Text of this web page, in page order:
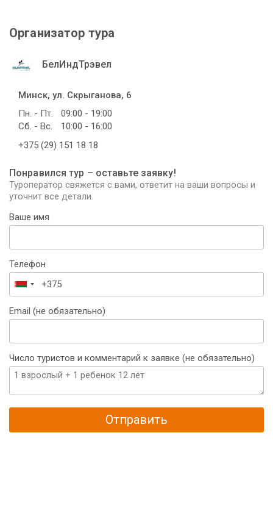
Организатор тура
БелИндТрэвел
Минск, ул. Скрыганова, 6
Пн. - Пт.
09:00 - 19:00
Сб. - Вс.
10:00 - 16:00
+375 (29) 151 18 18
Понравился тур – оставьте заявку!
Туроператор свяжется с вами, ответит на ваши вопросы и
уточнит все детали.
Ваше имя
Телефон
Беларусь
+375
Email (не обязательно)
Число туристов и комментарий к заявке (не обязательно)
Отправить